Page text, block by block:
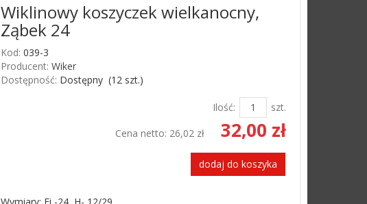
Wiklinowy koszyczek wielkanocny,
Ząbek 24
Kod: 039-3
Producent: Wiker
Dostępność: Dostępny (12szt.)
Ilość:
szt.
Cena netto: 26,02 zł 32,00 zł
dodaj do koszyka